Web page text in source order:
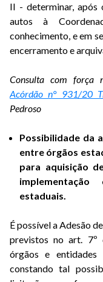
II - determinar, após
autos à
conhecimento, e em
encerramento e
Consulta com força
Acórdão n° 931/20
Pedroso
Possibilidade da
entre órgãos
para aquisição
implementação
estaduais.
É possível a Adesão
previstos no art. 7º
órgãos e entidades
constando tal